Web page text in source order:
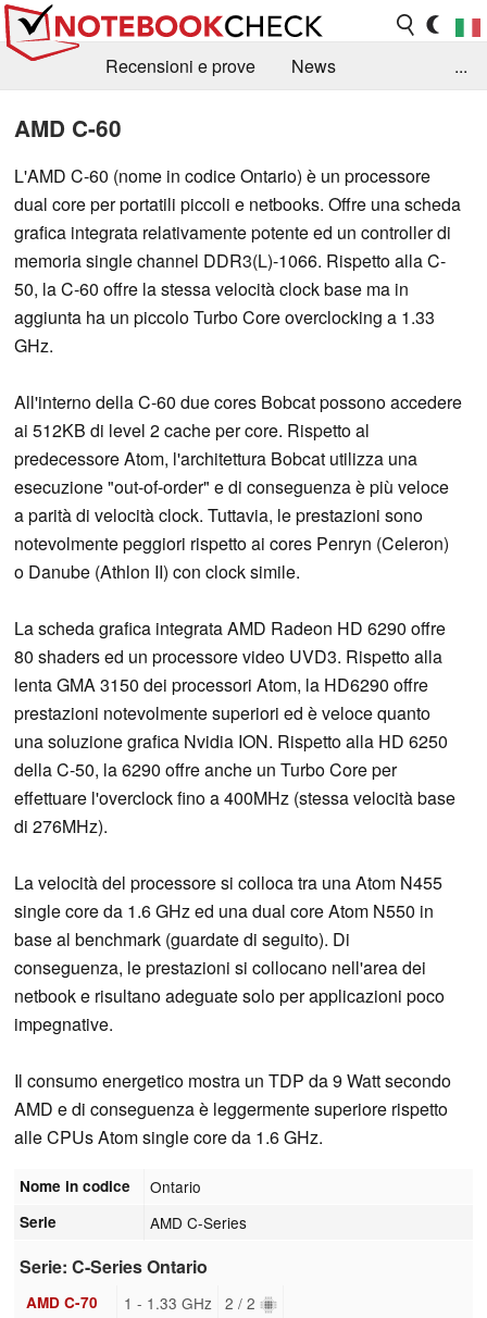
Recensioni e prove
News
...
AMD C-60
L'AMD C-60 (nome in codice Ontario) è un processore
dual core per portatili piccoli e netbooks. Offre una scheda
grafica integrata relativamente potente ed un controller di
memoria single channel DDR3(L)-1066. Rispetto alla C-
50, la C-60 offre la stessa velocità clock base ma in
aggiunta ha un piccolo Turbo Core overclocking a 1.33
GHz.
All'interno della C-60 due cores Bobcat possono accedere
ai 512KB di level 2 cache per core. Rispetto al
predecessore Atom, l'architettura Bobcat utilizza una
esecuzione "out-of-order" e di conseguenza è più veloce
a parità di velocità clock. Tuttavia, le prestazioni sono
notevolmente peggiori rispetto ai cores Penryn (Celeron)
o Danube (Athlon II) con clock simile.
La scheda grafica integrata AMD Radeon HD 6290 offre
80 shaders ed un processore video UVD3. Rispetto alla
lenta GMA 3150 dei processori Atom, la HD6290 offre
prestazioni notevolmente superiori ed è veloce quanto
una soluzione grafica Nvidia ION. Rispetto alla HD 6250
della C-50, la 6290 offre anche un Turbo Core per
effettuare l'overclock fino a 400MHz (stessa velocità base
di 276MHz).
La velocità del processore si colloca tra una Atom N455
single core da 1.6 GHz ed una dual core Atom N550 in
base al benchmark (guardate di seguito). Di
conseguenza, le prestazioni si collocano nell'area dei
netbook e risultano adeguate solo per applicazioni poco
impegnative.
Il consumo energetico mostra un TDP da 9 Watt secondo
AMD e di conseguenza è leggermente superiore rispetto
alle CPUs Atom single core da 1.6 GHz.
Nome in codice Ontario
Serie AMD C-Series
Serie: C-Series Ontario
AMD C-70 1 - 1.33 GHz 2 / 2